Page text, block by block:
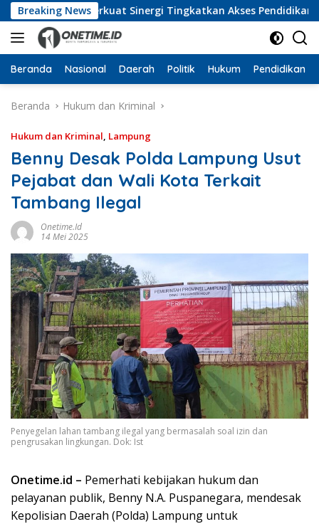
Langsung
ke
konten
Breaking News
Barat, Perkuat Sinergi Tingkatkan Akses Pendidikan Tinggi
Beranda Nasional Daerah Politik Hukum Pendidikan
Beranda Hukum dan Kriminal
Hukum dan Kriminal, Lampung
Benny Desak Polda Lampung Usut
Pejabat dan Wali Kota Terkait
Tambang Ilegal
Onetime.id
14 Mei 2025
Penyegelan lahan tambang ilegal yang bermasalah soal izin dan
pengrusakan lingkungan. Dok: Ist
Onetime.id – Pemerhati kebijakan hukum dan
pelayanan publik, Benny N.A. Puspanegara, mendesak
Kepolisian Daerah (Polda) Lampung untuk